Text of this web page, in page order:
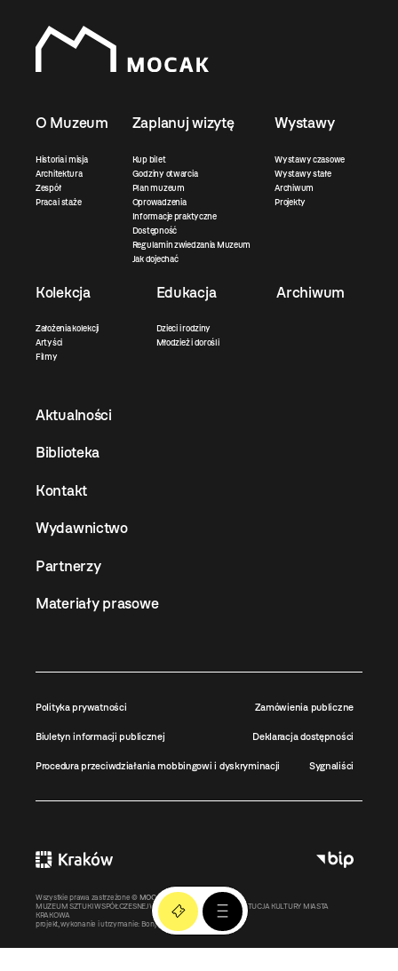
O Muzeum
Historia i misja
Architektura
Zespół
Praca i staże
Zaplanuj wizytę
Kup bilet
Godziny otwarcia
Plan muzeum
Oprowadzenia
Informacje praktyczne
Dostępność
Regulamin zwiedzania Muzeum
Jak dojechać
Wystawy
Wystawy czasowe
Wystawy stałe
Archiwum
Projekty
Kolekcja
Założenia kolekcji
Artyści
Filmy
Edukacja
Dzieci i rodziny
Młodzież i dorośli
Archiwum
Aktualności
Biblioteka
Kontakt
Wydawnictwo
Partnerzy
Materiały prasowe
Polityka prywatności Zamówienia publiczne
Biuletyn informacji publicznej Deklaracja dostępności
Procedura przeciwdziałania mobbingowi i dyskryminacji Sygnaliści
Wszystkie prawa zastrzeżone © MOCAK2011-2026
MUZEUM SZTUKI WSPÓŁCZESNEJ W KRAKOWIE MOCAK – INSTYTUCJA KULTURY MIASTA
KRAKOWA
projekt, wykonanie i utrzymanie: Bonjour.pl